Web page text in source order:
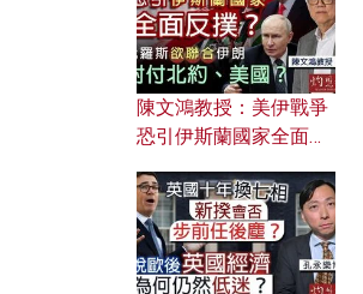
應用？
陳文鴻教授：美伊戰爭
恐引伊斯蘭國家全面反
對付北約美國？